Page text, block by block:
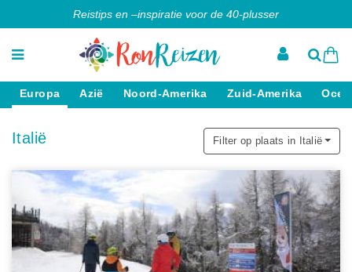
Reistips en –inspiratie voor de 40-plusser
Europa Azië Noord-Amerika Zuid-Amerika
Italië Filter op plaats in Italië